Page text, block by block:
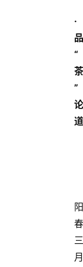
·
品
“
茶
”
论
道
阳
春
三
月